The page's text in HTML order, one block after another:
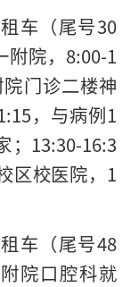
车（尾号30
附院，8:00-1
门诊二楼神
，与病例1
13:30-16:3
区校医院，1
车（尾号48
院口腔科就